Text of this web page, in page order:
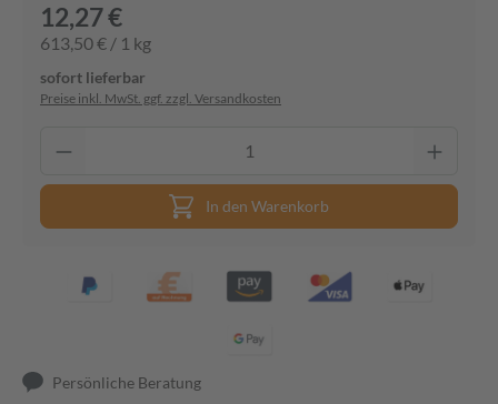
12,27 €
613,50 € / 1 kg
sofort lieferbar
Preise inkl. MwSt. ggf. zzgl. Versandkosten
In den Warenkorb
Persönliche Beratung